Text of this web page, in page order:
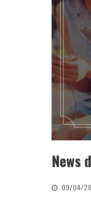
News
09/04/